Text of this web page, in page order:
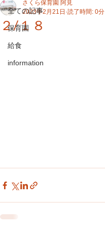
全ての記事
保育園
給食
information
２/１８
さくら保育園 阿見
2023年2月21日 読了時間: 0分